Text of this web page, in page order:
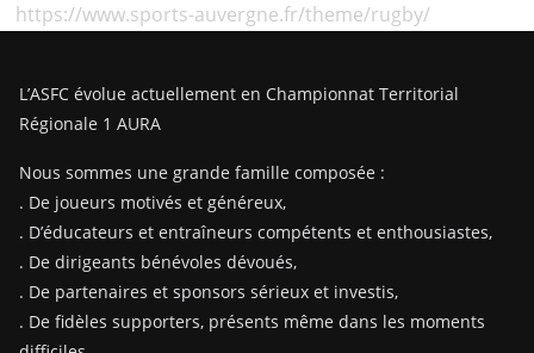
https://www.sports-auvergne.fr/theme/rugby/
L’ASFC évolue actuellement en Championnat Territorial
Régionale 1 AURA
Nous sommes une grande famille composée :
. De joueurs motivés et généreux,
. D’éducateurs et entraîneurs compétents et enthousiastes,
. De dirigeants bénévoles dévoués,
. De partenaires et sponsors sérieux et investis,
. De fidèles supporters, présents même dans les moments